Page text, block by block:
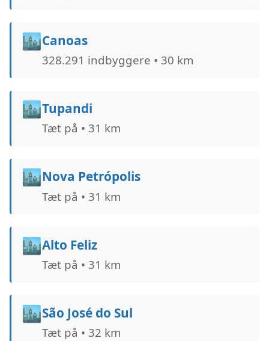
🏙️Canoas
328.291 indbyggere • 30 km
🏙️Tupandi
Tæt på • 31 km
🏙️Nova Petrópolis
Tæt på • 31 km
🏙️Alto Feliz
Tæt på • 31 km
🏙️São José do Sul
Tæt på • 32 km